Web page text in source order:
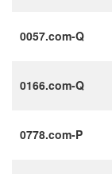
0057.com-Q
0166.com-Q
0778.com-P